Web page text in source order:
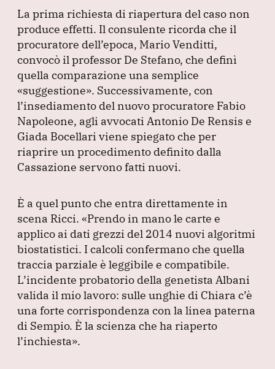
La prima richiesta di riapertura del caso non
produce effetti. Il consulente ricorda che il
procuratore dell’epoca, Mario Venditti,
convocò il professor De Stefano, che definì
quella comparazione una semplice
«suggestione». Successivamente, con
l’insediamento del nuovo procuratore Fabio
Napoleone, agli avvocati Antonio De Rensis e
Giada Bocellari viene spiegato che per
riaprire un procedimento definito dalla
Cassazione servono fatti nuovi.
È a quel punto che entra direttamente in
scena Ricci. «Prendo in mano le carte e
applico ai dati grezzi del 2014 nuovi algoritmi
biostatistici. I calcoli confermano che quella
traccia parziale è leggibile e compatibile.
L’incidente probatorio della genetista Albani
valida il mio lavoro: sulle unghie di Chiara c’è
una forte corrispondenza con la linea paterna
di Sempio. È la scienza che ha riaperto
l’inchiesta».